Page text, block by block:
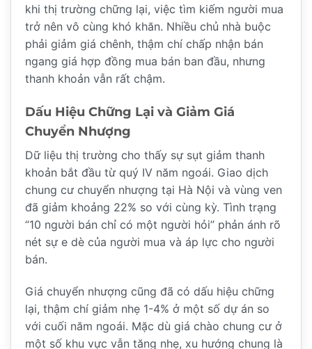
khi thị trường chững lại, việc tìm kiếm người mua
trở nên vô cùng khó khăn. Nhiều chủ nhà buộc
phải giảm giá chênh, thậm chí chấp nhận bán
ngang giá hợp đồng mua bán ban đầu, nhưng
thanh khoản vẫn rất chậm.
Dấu Hiệu Chững Lại và Giảm Giá
Chuyển Nhượng
Dữ liệu thị trường cho thấy sự sụt giảm thanh
khoản bắt đầu từ quý IV năm ngoái. Giao dịch
chung cư chuyển nhượng tại Hà Nội và vùng ven
đã giảm khoảng 22% so với cùng kỳ. Tình trạng
“10 người bán chỉ có một người hỏi” phản ánh rõ
nét sự e dè của người mua và áp lực cho người
bán.
Giá chuyển nhượng cũng đã có dấu hiệu chững
lại, thậm chí giảm nhẹ 1-4% ở một số dự án so
với cuối năm ngoái. Mặc dù giá chào chung cư ở
một số khu vực vẫn tăng nhẹ, xu hướng chung là